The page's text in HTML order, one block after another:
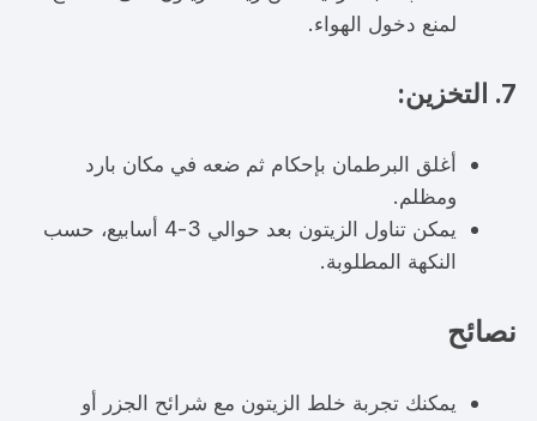
لمنع دخول الهواء.
7. التخزين:
أغلق البرطمان بإحكام ثم ضعه في مكان بارد
ومظلم.
يمكن تناول الزيتون بعد حوالي 3-4 أسابيع، حسب
النكهة المطلوبة.
نصائح
يمكنك تجربة خلط الزيتون مع شرائح الجزر أو